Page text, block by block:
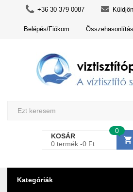
+36 30 379 0087
Belépés/Fiókom Összehasonlítás
KOSÁR
0 termék -0 Ft
0
Kategóriák